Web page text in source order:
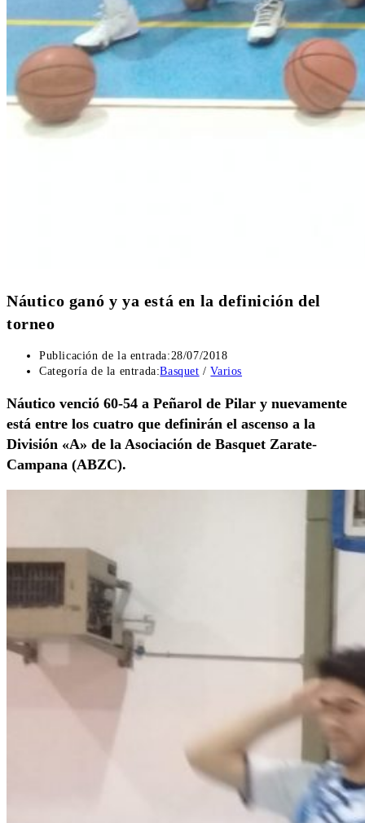
Náutico ganó y ya está en la definición del
torneo
Publicación de la entrada:28/07/2018
Categoría de la entrada:Basquet / Varios
Náutico venció 60-54 a Peñarol de Pilar y nuevamente
está entre los cuatro que definirán el ascenso a la
División «A» de la Asociación de Basquet Zarate-
Campana (ABZC).